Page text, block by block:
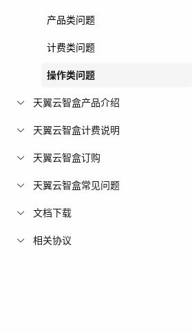
产品类问题
计费类问题
操作类问题
天翼云智盒产品介绍
天翼云智盒计费说明
天翼云智盒订购
天翼云智盒常见问题
文档下载
相关协议